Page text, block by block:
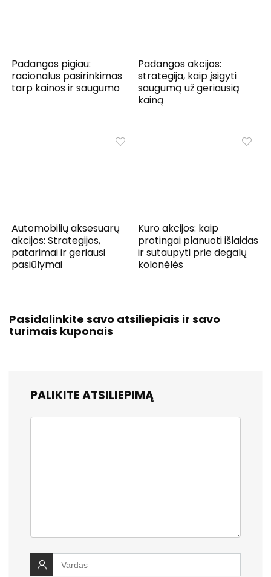
Padangos pigiau:
racionalus pasirinkimas
tarp kainos ir saugumo
Padangos akcijos:
strategija, kaip įsigyti
saugumą už geriausią
kainą
Automobilių aksesuarų
akcijos: Strategijos,
patarimai ir geriausi
pasiūlymai
Kuro akcijos: kaip
protingai planuoti išlaidas
ir sutaupyti prie degalų
kolonėlės
Pasidalinkite savo atsiliepiais ir savo
turimais kuponais
PALIKITE ATSILIEPIMĄ